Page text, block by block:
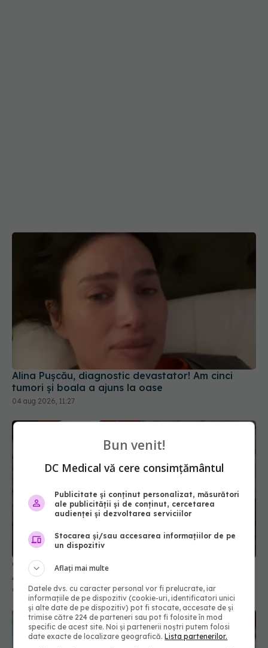
Alina Pușcău, diagnostic devastator! Am cinci
tumori și boala a ajuns la oase
04 aug 2026, 11:27
Colebil și Panzcebil, blocate temporar în farmacii.
ANMDMR explică de ce a luat măsura
06 aug 2026, 16:37
Bun venit!
DC Medical vă cere consimțământul
Publicitate și conținut personalizat, măsurători
ale publicității și de conținut, cercetarea
audienței și dezvoltarea serviciilor
Stocarea și/sau accesarea informațiilor de pe
un dispozitiv
Aflați mai multe
Datele dvs. cu caracter personal vor fi prelucrate, iar
informațiile de pe dispozitiv (cookie-uri, identificatori unici
și alte date de pe dispozitiv) pot fi stocate, accesate de și
trimise către 224 de parteneri sau pot fi folosite în mod
specific de acest site. Noi și partenerii noștri putem folosi
date exacte de localizare geografică.Lista partenerilor.